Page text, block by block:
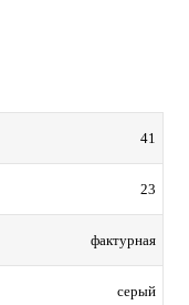
41
23
фактурная
серый